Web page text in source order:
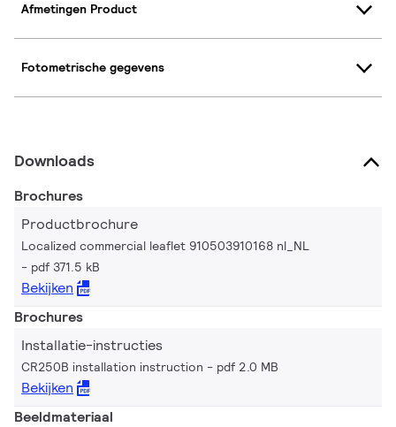
Afmetingen Product
Fotometrische gegevens
Downloads
Brochures
Productbrochure
Localized commercial leaflet 910503910168 nl_NL
pdf 371.5 kB
Bekijken
Brochures
Installatie-instructies
CR250B installation instruction pdf 2.0 MB
Bekijken
Beeldmateriaal